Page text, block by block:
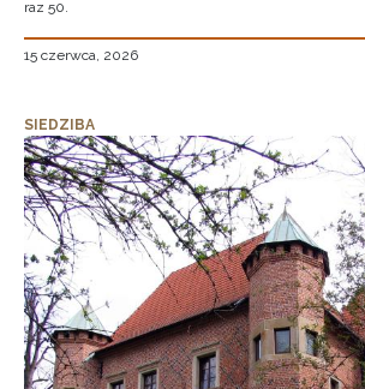
raz 50.
15 czerwca, 2026
SIEDZIBA